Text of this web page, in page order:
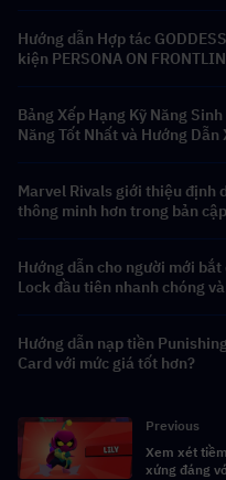
Hướng dẫn Hợp tác
kiện PERSONA ON
Bảng Xếp Hạng Kỹ Năng
Năng Tốt Nhất và Hướng Dẫn
Marvel Rivals giới thiệu định
thông minh hơn trong bản
Hướng dẫn cho người mới
Lock đầu tiên nhanh chóng
Hướng dẫn nạp tiền
Card với mức giá tốt hơn?
Previous
Xem xét
xứng đáng